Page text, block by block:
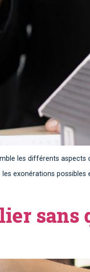
les différents
exonérations possibles